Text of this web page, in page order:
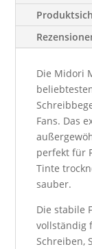
Die Midori
Fans. Das
perfekt für
Tinte
sauber.
Die stabile
vollständig
Schreiben,